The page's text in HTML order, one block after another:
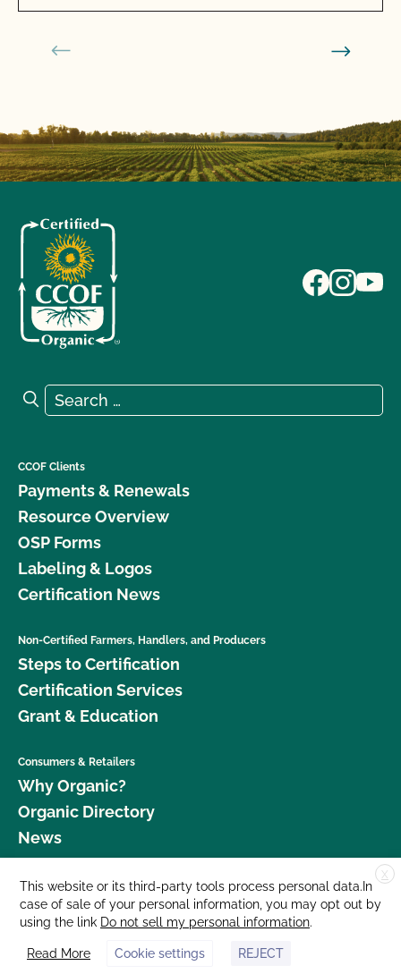
Search for:
Search
CCOF Clients
Payments & Renewals
Resource Overview
OSP Forms
Labeling & Logos
Certification News
Non-Certified Farmers, Handlers, and Producers
Steps to Certification
Certification Services
Grant & Education
Consumers & Retailers
Why Organic?
Organic Directory
News
Donate
Careers
Media Room
Contact Us
X
This website or its third-party tools process personal data.In
case of sale of your personal information, you may opt out by
using the link Do not sell my personal information.
Read More Cookie settings REJECT